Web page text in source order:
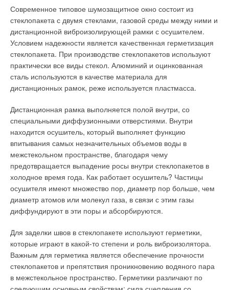
Современное типовое шумозащитное окно состоит из
стеклопакета с двумя стеклами, газовой среды между ними и
дистанционной виброизолирующей рамки с осушителем.
Условием надежности является качественная герметизация
стеклопакета. При производстве стеклопакетов используют
практически все виды стекол. Алюминий и оцинкованная
сталь используются в качестве материала для
дистанционных рамок, реже используется пластмасса.
Дистанционная рамка выполняется полой внутри, со
специальными диффузионными отверстиями. Внутри
находится осушитель, который выполняет функцию
впитывания самых незначительных объемов воды в
межстекольном пространстве, благодаря чему
предотвращается выпадение росы внутри стеклопакетов в
холодное время года. Как работает осушитель? Частицы
осушителя имеют множество пор, диаметр пор больше, чем
диаметр атомов или молекул газа, в связи с этим газы
диффундируют в эти поры и абсорбируются.
Для заделки швов в стеклопакете используют герметики,
которые играют в какой-то степени и роль виброизолятора.
Важным для герметика является обеспечение прочности
стеклопакетов и препятствия проникновению водяного пара
в межстекольное пространство. Герметики различают по